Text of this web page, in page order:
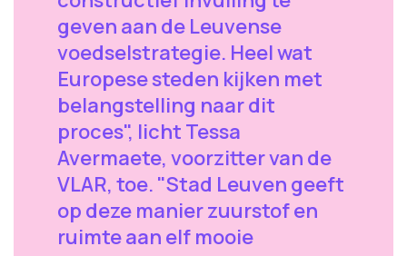
geven aan de Leuvense
voedselstrategie. Heel wat
Europese steden kijken met
belangstelling naar dit
proces", licht Tessa
Avermaete, voorzitter van de
VLAR, toe. "Stad Leuven geeft
op deze manier zuurstof en
ruimte aan elf mooie